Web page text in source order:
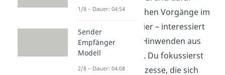
also die physiologischen Vorgänge im
Menschen bzw. im Tier – interessiert
dich nicht (Beispiel: Hinwenden aus
Angst oder Neugier). Du fokussierst
dich also auf alle Prozesse, die sich
1/8 – Dauer: 04:54
Sender
Empfänger
Modell
2/8 – Dauer: 04:08